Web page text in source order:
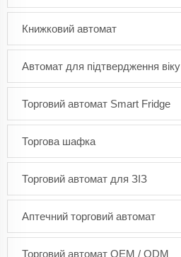
Книжковий автомат
Автомат для підтвердження віку
Торговий автомат Smart Fridge
Торгова шафка
Торговий автомат для ЗІЗ
Аптечний торговий автомат
Торговий автомат OEM / ODM